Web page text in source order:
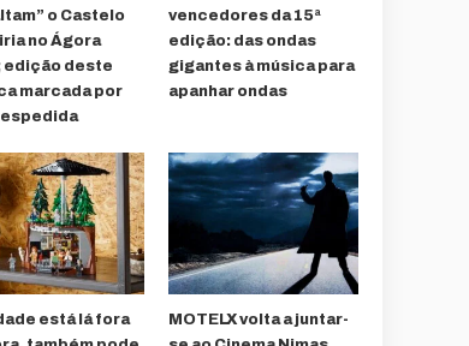
o Castelo
no Ágora
edição deste
marcada por
vencedores da 15ª
edição: das ondas
gigantes à música para
apanhar ondas
está lá fora
MOTELX volta a juntar-